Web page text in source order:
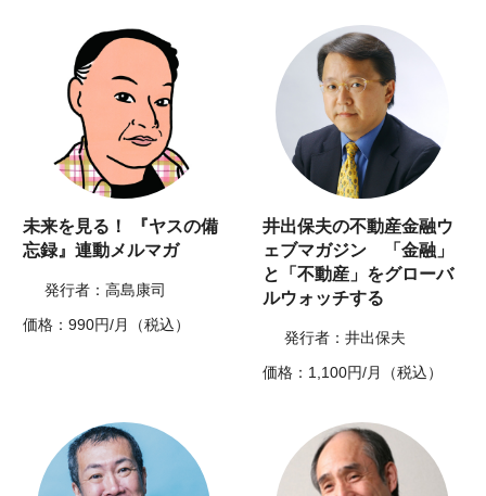
未来を見る！ 『ヤスの備
忘録』連動メルマガ
発行者：高島康司
価格：990円/月（税込）
井出保夫の不動産金融ウ
ェブマガジン 「金融」
と「不動産」をグローバ
ルウォッチする
発行者：井出保夫
価格：1,100円/月（税込）